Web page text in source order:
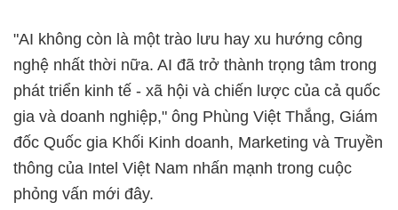
"AI không còn là một trào lưu hay xu hướng công
nghệ nhất thời nữa. AI đã trở thành trọng tâm trong
phát triển kinh tế - xã hội và chiến lược của cả quốc
gia và doanh nghiệp," ông Phùng Việt Thắng, Giám
đốc Quốc gia Khối Kinh doanh, Marketing và Truyền
thông của Intel Việt Nam nhấn mạnh trong cuộc
phỏng vấn mới đây.